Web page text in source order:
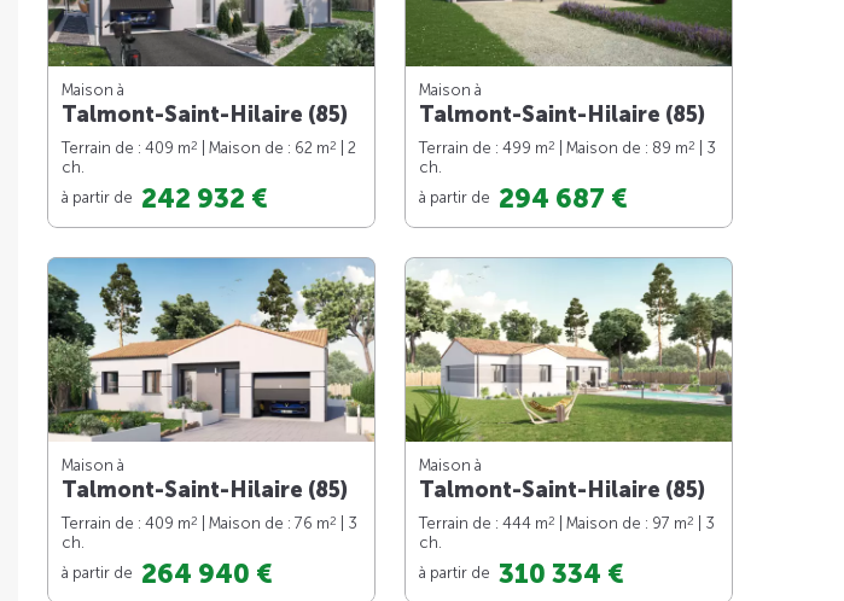
Maison à
Talmont-Saint-Hilaire (85)
Terrain de : 409 m2 | Maison de : 62 m2
| 2
ch.
à partir de 242 932 €
Maison à
Talmont-Saint-Hilaire (85)
Terrain de : 499 m2 | Maison de : 89 m2
| 3
ch.
à partir de 294 687 €
Maison à
Talmont-Saint-Hilaire (85)
Terrain de : 409 m2 | Maison de : 76 m2
| 3
ch.
à partir de 264 940 €
Maison à
Talmont-Saint-Hilaire (85)
Terrain de : 444 m2 | Maison de : 97 m2
| 3
ch.
à partir de 310 334 €